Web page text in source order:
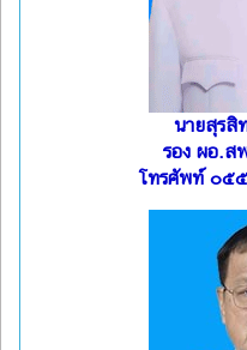
นายสุรสิ
รอง ผอ.ส
โทรศัพท์ ๐๕